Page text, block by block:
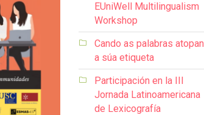
EUniWell Multilingualism
Workshop
Cando as palabras atopan
a súa etiqueta
Participación en la III
Jornada Latinoamericana
de Lexicografía